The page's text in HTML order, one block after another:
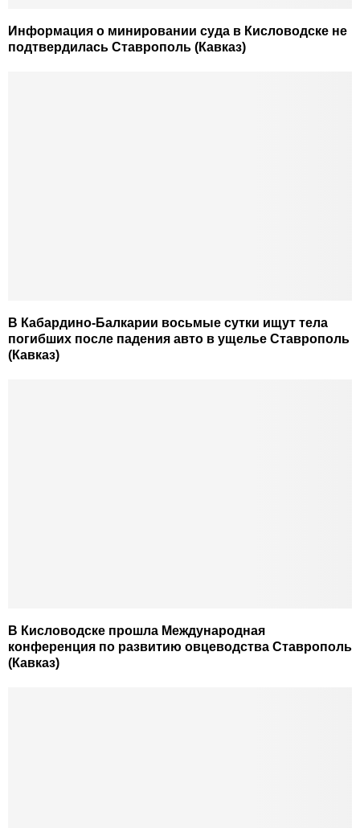
Информация о минировании суда в Кисловодске не
подтвердилась Ставрополь (Кавказ)
В Кабардино-Балкарии восьмые сутки ищут тела
погибших после падения авто в ущелье Ставрополь
(Кавказ)
В Кисловодске прошла Международная
конференция по развитию овцеводства Ставрополь
(Кавказ)